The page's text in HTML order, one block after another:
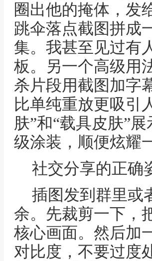
圈出他的掩体，发
跳伞落点截图拼成
集。我甚至见过有
板。另一个高级用
杀片段用截图加字
比单纯重放更吸引
肤”和“载具皮肤”
级涂装，顺便炫耀
社交分享的正确
插图发到群里或
余。先裁剪一下，
核心画面。然后加
对比度，不要过度